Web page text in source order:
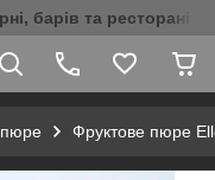
барів та ресторанів
Фруктове пюре